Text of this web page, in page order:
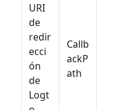
URI
de
redir
ecci
ón
de
Logt
Callb
ackP
ath